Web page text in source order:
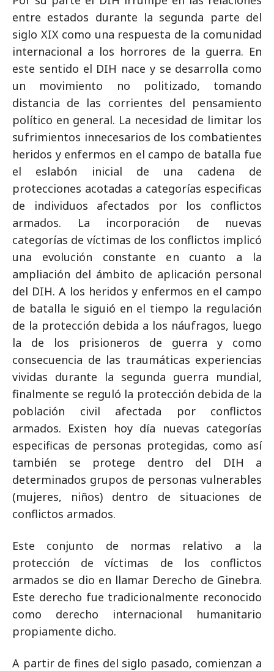
entre estados durante la segunda parte del
siglo XIX como una respuesta de la comunidad
internacional a los horrores de la guerra. En
este sentido el DIH nace y se desarrolla como
un movimiento no politizado, tomando
distancia de las corrientes del pensamiento
político en general. La necesidad de limitar los
sufrimientos innecesarios de los combatientes
heridos y enfermos en el campo de batalla fue
el eslabón inicial de una cadena de
protecciones acotadas a categorías especificas
de individuos afectados por los conflictos
armados. La incorporación de nuevas
categorías de víctimas de los conflictos implicó
una evolución constante en cuanto a la
ampliación del ámbito de aplicación personal
del DIH. A los heridos y enfermos en el campo
de batalla le siguió en el tiempo la regulación
de la protección debida a los náufragos, luego
la de los prisioneros de guerra y como
consecuencia de las traumáticas experiencias
vividas durante la segunda guerra mundial,
finalmente se reguló la protección debida de la
población civil afectada por conflictos
armados. Existen hoy día nuevas categorías
especificas de personas protegidas, como así
también se protege dentro del DIH a
determinados grupos de personas vulnerables
(mujeres, niños) dentro de situaciones de
conflictos armados.
Este conjunto de normas relativo a la
protección de víctimas de los conflictos
armados se dio en llamar Derecho de Ginebra.
Este derecho fue tradicionalmente reconocido
como derecho internacional humanitario
propiamente dicho.
A partir de fines del siglo pasado, comienzan a